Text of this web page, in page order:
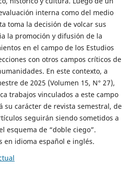
interna como del medio
toma la decisión de volcar sus
la promoción y difusión de la
en el campo de los Estudios
con otros campos críticos de
En este contexto, a
de 2025 (Volumen 15, N° 27),
trabajos vinculados a este campo
su carácter de revista semestral, de
seguirán siendo sometidos a
esquema de “doble ciego”.
en idioma español e inglés.